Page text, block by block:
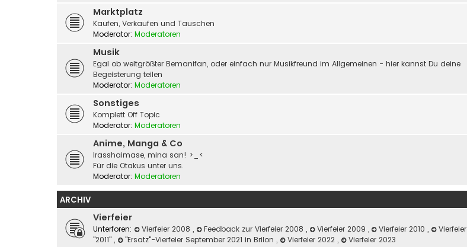
Marktplatz
Kaufen, Verkaufen und Tauschen
Moderator: Moderatoren
Musik
Egal ob weltgrößter Bemanifan, oder einfach nur Musikfreund im Allgemeinen - hier kannst Du deine
Begeisterung teilen
Moderator: Moderatoren
Sonstiges
Komplett Off Topic
Moderator: Moderatoren
Anime, Manga & Co
Irasshaimase, mina san! >_<
Für die Otakus unter uns.
Moderator: Moderatoren
ARCHIV
Vierfeier
Unterforen: Vierfeier 2008 , Feedback zur Vierfeier 2008 , Vierfeier 2009 , Vierfeier 2010,
Vierfeier
"2011" , "Ersatz"-Vierfeier September 2021 in Brilon , Vierfeier 2022 , Vierfeier 2023